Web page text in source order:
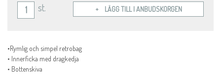
st. LÄGG TILL I ANBUDSKORGEN
•Rymlig och simpel retrobag
• Innerficka med dragkedja
• Bottenskiva